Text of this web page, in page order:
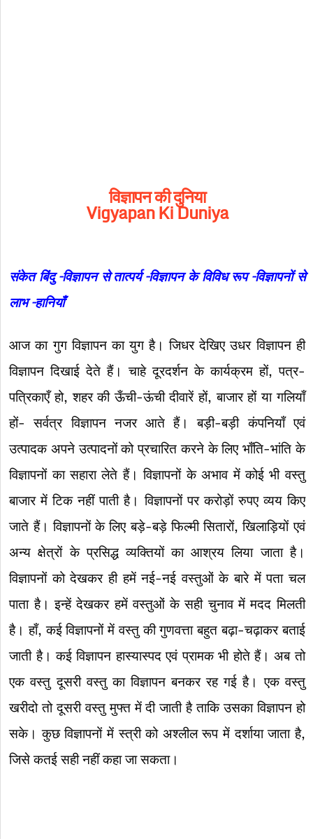
विज्ञापनकीदुनिया
Vigyapan Ki Duniya
संकेत बिंदु–विज्ञापन से तात्पर्य–विज्ञापन के विविध रूप–विज्ञापनों से
लाभ–हानियाँ
आज का गुग विज्ञापन का युग है। जिधर देखिए उधर विज्ञापन ही
विज्ञापन दिखाई देते हैं। चाहे दूरदर्शन के कार्यक्रम हों, पत्र-
पत्रिकाएँ हो, शहर की ऊँची-ऊंची दीवारें हों, बाजार हों या गलियाँ
हों- सर्वत्र विज्ञापन नजर आते हैं। बड़ी-बड़ी कंपनियाँ एवं
उत्पादक अपने उत्पादनों को प्रचारित करने के लिए भाँति-भांति के
विज्ञापनों का सहारा लेते हैं। विज्ञापनों के अभाव में कोई भी वस्तु
बाजार में टिक नहीं पाती है। विज्ञापनों पर करोड़ों रुपए व्यय किए
जाते हैं। विज्ञापनों के लिए बड़े-बड़े फिल्मी सितारों, खिलाड़ियों एवं
अन्य क्षेत्रों के प्रसिद्ध व्यक्तियों का आश्रय लिया जाता है।
विज्ञापनों को देखकर ही हमें नई-नई वस्तुओं के बारे में पता चल
पाता है। इन्हें देखकर हमें वस्तुओं के सही चुनाव में मदद मिलती
है। हाँ, कई विज्ञापनों में वस्तु की गुणवत्ता बहुत बढ़ा-चढ़ाकर बताई
जाती है। कई विज्ञापन हास्यास्पद एवं प्रामक भी होते हैं। अब तो
एक वस्तु दूसरी वस्तु का विज्ञापन बनकर रह गई है। एक वस्तु
खरीदो तो दूसरी वस्तु मुफ्त में दी जाती है ताकि उसका विज्ञापन हो
सके। कुछ विज्ञापनों में स्त्री को अश्लील रूप में दर्शाया जाता है,
जिसे कतई सही नहीं कहा जा सकता।